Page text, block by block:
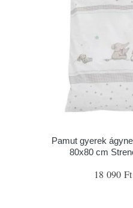
Pamut gyerek
80x80 cm
18 090 Ft